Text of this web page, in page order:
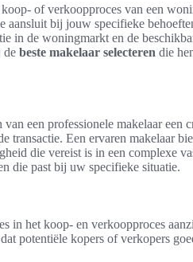
of verkoopproces van een
aansluit bij jouw specifieke
in de woningmarkt en de
de beste makelaar selecteren die
een professionele makelaar een
transactie. Een ervaren makelaar
die vereist is in een complexe
die past bij uw specifieke situatie.
in het koop- en verkoopproces
potentiële kopers of verkopers